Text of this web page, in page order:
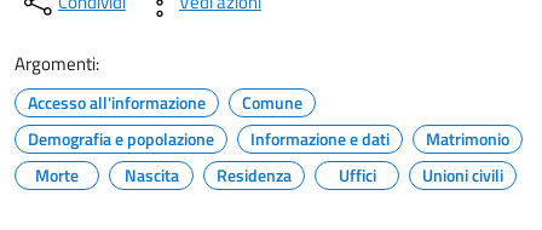
Argomenti:
Accesso all'informazione
Comune
Demografia e popolazione
Informazione e dati
Matrimonio
Morte
Nascita Residenza Uffici Unioni civili